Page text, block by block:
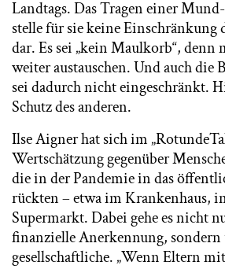
Landtags. Das Tragen einer
stelle für sie keine Einschränkung
dar. Es sei „kein Maulkorb“, denn
weiter austauschen. Und auch die
sei dadurch nicht eingeschränkt.
Schutz des anderen.
Ilse Aigner hat sich im
Wertschätzung gegenüber
die in der Pandemie in das
rückten – etwa im Krankenhaus,
Supermarkt. Dabei gehe es nicht
finanzielle Anerkennung,
gesellschaftliche. „Wenn Eltern